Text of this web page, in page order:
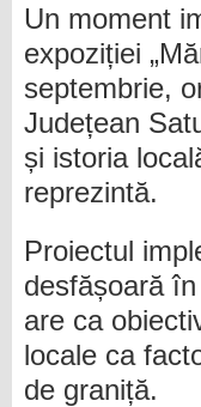
Un moment
expoziției
septembrie,
Județean
și istoria
reprezintă.
Proiectul
desfășoară
are ca
locale ca
de graniță.